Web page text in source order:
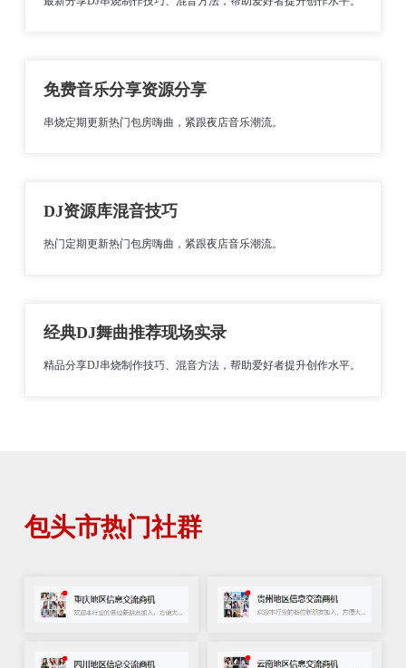
免费音乐分享资源分享
串烧定期更新热门包房嗨曲，紧跟夜店音乐潮流。
DJ资源库混音技巧
热门定期更新热门包房嗨曲，紧跟夜店音乐潮流。
经典DJ舞曲推荐现场实录
精品分享DJ串烧制作技巧、混音方法，帮助爱好者提升创作水平。
包头市热门社群